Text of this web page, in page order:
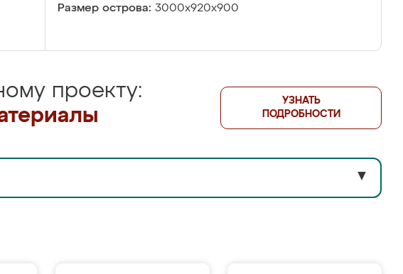
Размер острова: 3000х920х900
проекту:
УЗНАТЬ
ПОДРОБНОСТИ
▼